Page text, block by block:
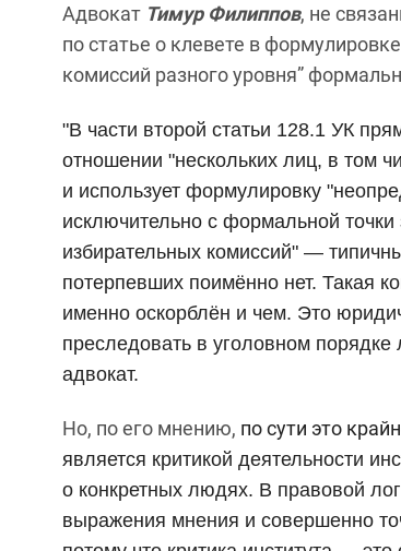
Адвокат Тимур Филиппов, не
по статье о клевете в
комиссий разного уровня”
"В части второй статьи 128.1 УК
отношении "нескольких лиц, в том
и использует формулировку
исключительно с формальной
избирательных комиссий" —
потерпевших поимённо нет. Такая
именно оскорблён и чем. Это
преследовать в уголовном
адвокат.
Но, по его мнению, по сути это
является критикой деятельности
о конкретных людях. В правовой
выражения мнения и совершенно